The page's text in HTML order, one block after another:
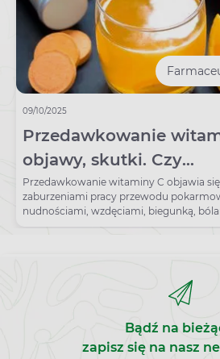
09/10/2025
Przedawkowanie
objawy, skutki. Czy
przedawkowanie
jest szkodliwe?
Przedawkowanie witaminy C objawia się
zaburzeniami pracy przewodu
nudnościami, wzdęciami, biegunką,
niekiedy także wysypką.
Bądź na
zapisz się na nasz